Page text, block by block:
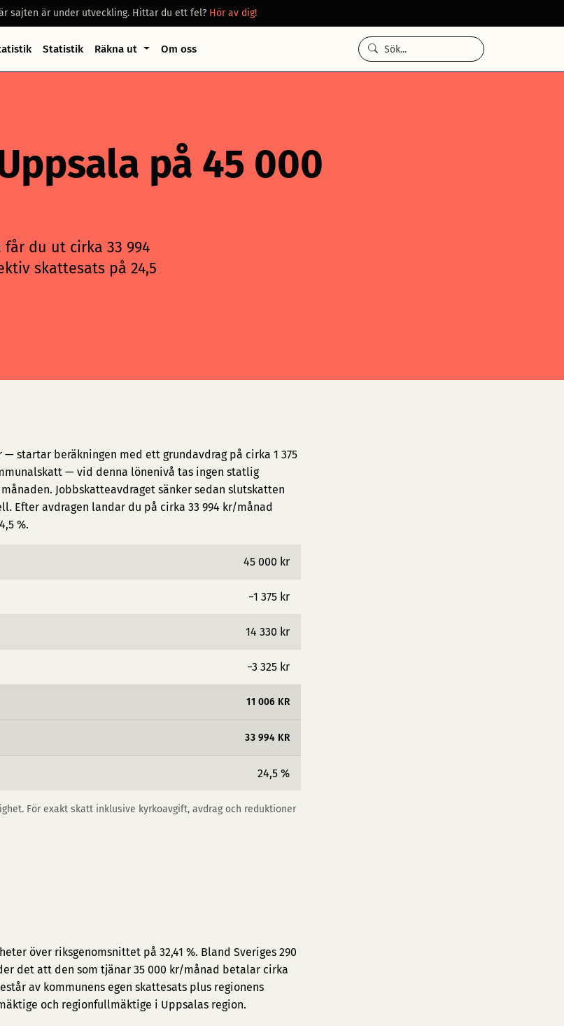
sajten är under utveckling. Hittar du ett fel? Hör av dig!
Statistik Räkna ut Om oss
på 45 000
du ut cirka 33 994
skattesats på 24,5
startar beräkningen med ett grundavdrag på cirka 1 375
— vid denna lönenivå tas ingen statlig
Jobbskatteavdraget sänker sedan slutskatten
Efter avdragen landar du på cirka 33 994 kr/månad
%.
45 000 kr
−1 375 kr
14 330 kr
−3 325 kr
11 006 KR
33 994 KR
24,5 %
För exakt skatt inklusive kyrkoavgift, avdrag och reduktioner
över riksgenomsnittet på 32,41 %. Bland Sveriges 290
det att den som tjänar 35 000 kr/månad betalar cirka
av kommunens egen skattesats plus regionens
och regionfullmäktige i Uppsalas region.